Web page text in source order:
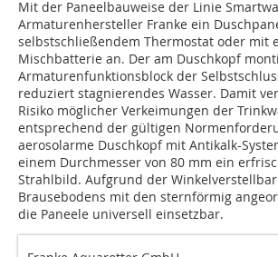
Mit der Paneelbauweise der Linie
Armaturenhersteller Franke ein
selbstschließendem Thermostat oder mit
Mischbatterie an. Der am Duschkopf
Armaturenfunktionsblock der
reduziert stagnierendes Wasser. Damit
Risiko möglicher Verkeimungen der
entsprechend der gültigen
aerosolarme Duschkopf mit Antikalk-
einem Durchmesser von 80 mm ein
Strahlbild. Aufgrund der
Brausebodens mit den sternförmig
die Paneele universell einsetzbar.